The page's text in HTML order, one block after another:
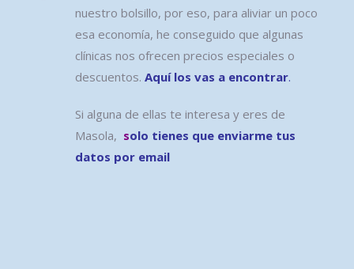
nuestro bolsillo, por eso, para aliviar un poco
esa economía, he conseguido que algunas
clínicas nos ofrecen precios especiales o
descuentos. Aquí los vas a encontrar.
Si alguna de ellas te interesa y eres de
Masola, solo tienes que enviarme tus
datos por email